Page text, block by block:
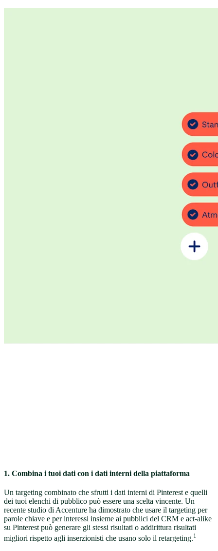
1. Combina i tuoi dati con i dati interni della piattaforma
Un targeting combinato che sfrutti i dati interni di Pinterest e quelli
dei tuoi elenchi di pubblico può essere una scelta vincente. Un
recente studio di Accenture ha dimostrato che usare il targeting per
parole chiave e per interessi insieme ai pubblici del CRM e act-alike
su Pinterest può generare gli stessi risultati o addirittura risultati
migliori rispetto agli inserzionisti che usano solo il retargeting.1